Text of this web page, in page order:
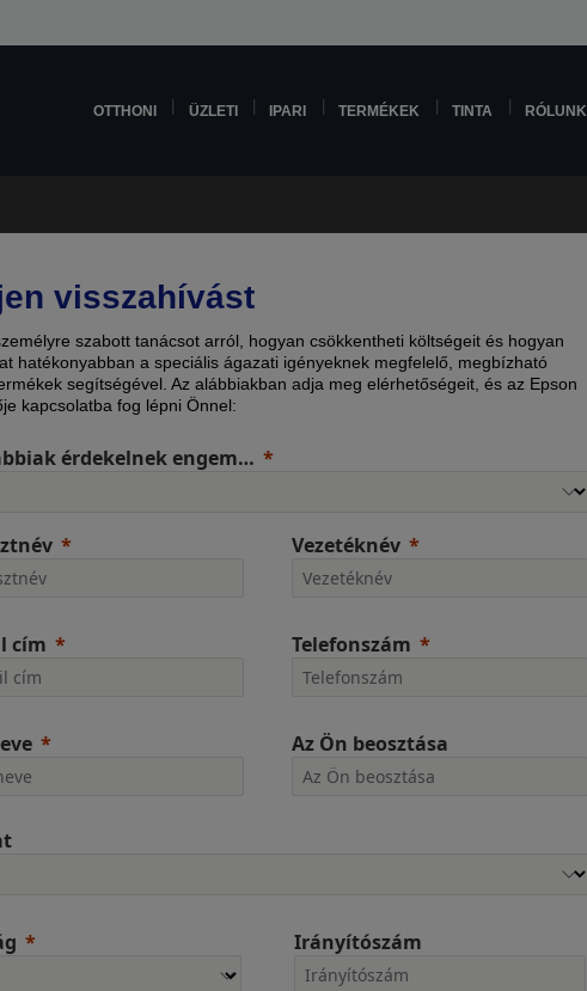
OTTHONI ÜZLETI IPARI TERMÉKEK TINTA RÓLUNK
visszahívást
szabott tanácsot arról, hogyan csökkentheti költségeit és hogyan
hatékonyabban a speciális ágazati igényeknek megfelelő, megbízható
segítségével. Az alábbiakban adja meg elérhetőségeit, és az Epson
kapcsolatba fog lépni Önnel:
érdekelnek engem…
Vezetéknév
cím Telefonszám
Az Ön beosztása
Irányítószám